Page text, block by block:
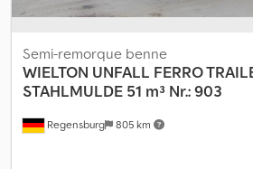
Regensburg 805 km
Semi-remorque benne
WIELTON UNFALL FERRO
STAHLMULDE 51 m³ Nr.: 903